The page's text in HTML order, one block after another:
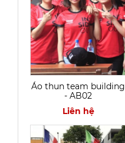
Áo thun team building
- AB02
Liên hệ